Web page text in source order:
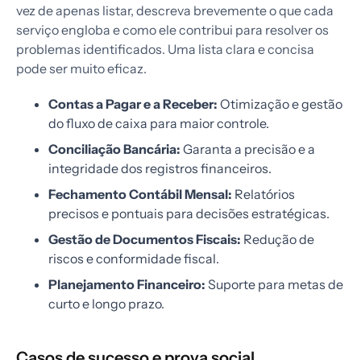
vez de apenas listar, descreva brevemente o que cada
serviço engloba e como ele contribui para resolver os
problemas identificados. Uma lista clara e concisa
pode ser muito eficaz.
Contas a Pagar e a Receber: Otimização e gestão
do fluxo de caixa para maior controle.
Conciliação Bancária: Garanta a precisão e a
integridade dos registros financeiros.
Fechamento Contábil Mensal: Relatórios
precisos e pontuais para decisões estratégicas.
Gestão de Documentos Fiscais: Redução de
riscos e conformidade fiscal.
Planejamento Financeiro: Suporte para metas de
curto e longo prazo.